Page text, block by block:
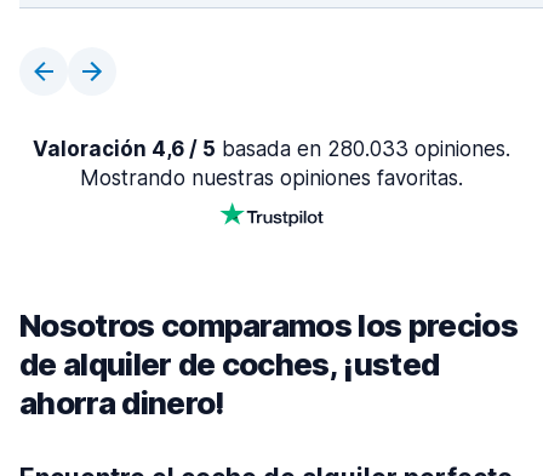
Valoración 4,6 / 5 basada en 280.033 opiniones.
Mostrando nuestras opiniones favoritas.
Nosotros comparamos los precios
de alquiler de coches, ¡usted
ahorra dinero!